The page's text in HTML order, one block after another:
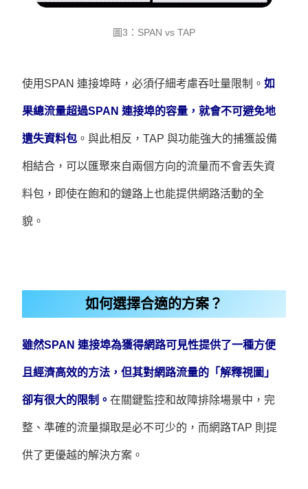
圖3：SPAN vs TAP
使用SPAN 連接埠時，必須仔細考慮吞吐量限制。如
果總流量超過SPAN 連接埠的容量，就會不可避免地
遺失資料包 。與此相反，TAP 與功能強大的捕獲設備
相結合，可以匯聚來自兩個方向的流量而不會丟失資
料包，即使在飽和的鏈路上也能提供網路活動的全
貌。
如何選擇合適的方案？
雖然SPAN 連接埠為獲得網路可見性提供了一種方便
且經濟高效的方法，但其對網路流量的「解釋視圖」
卻有很大的限制。在關鍵監控和故障排除場景中，完
整、準確的流量擷取是必不可少的，而網路TAP 則提
供了更優越的解決方案。